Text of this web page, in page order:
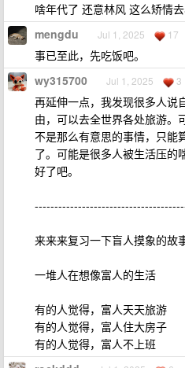
啥年代了 还意林风 这么矫情
mengdu Jul 1, 2025 17
事已至此，先吃饭吧。
wy315700 Jul 1, 2025 3
再延伸一点，我发现很多人说
由，可以去全世界各处旅游。
不是那么有意思的事情，只能
了。可能是很多人被生活压的
好了吧。
来来来复习一下盲人摸象的故事
一堆人在想像富人的生活
有的人觉得，富人天天旅游
有的人觉得，富人住大房子
有的人觉得，富人不上班